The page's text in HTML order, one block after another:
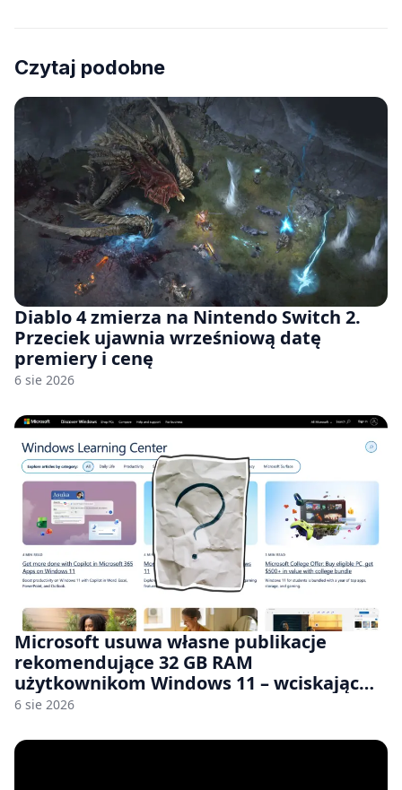
Czytaj podobne
Diablo 4 zmierza na Nintendo Switch 2.
Przeciek ujawnia wrześniową datę
premiery i cenę
6 sie 2026
Microsoft usuwa własne publikacje
rekomendujące 32 GB RAM
użytkownikom Windows 11 – wciskając
nam przy tym komputery z 8 GB RAM po
6 sie 2026